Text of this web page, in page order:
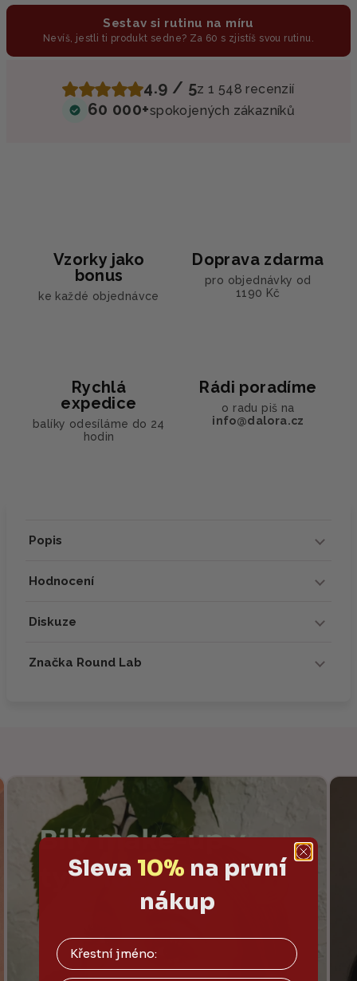
Sestav si rutinu na míru
Nevíš, jestli ti produkt sedne? Za 60 s zjistíš svou rutinu.
4.9 / 5z 1 548 recenzií
60 000+spokojených zákazníků
Vzorky jako
bonus
ke každé objednávce
Doprava zdarma
pro objednávky od
1190 Kč
Rychlá
expedice
balíky odesíláme do 24
hodin
Rádi poradíme
o radu piš na
info@dalora.cz
Popis
Hodnocení
Diskuze
Značka Round Lab
Sleva 10% na první
nákup